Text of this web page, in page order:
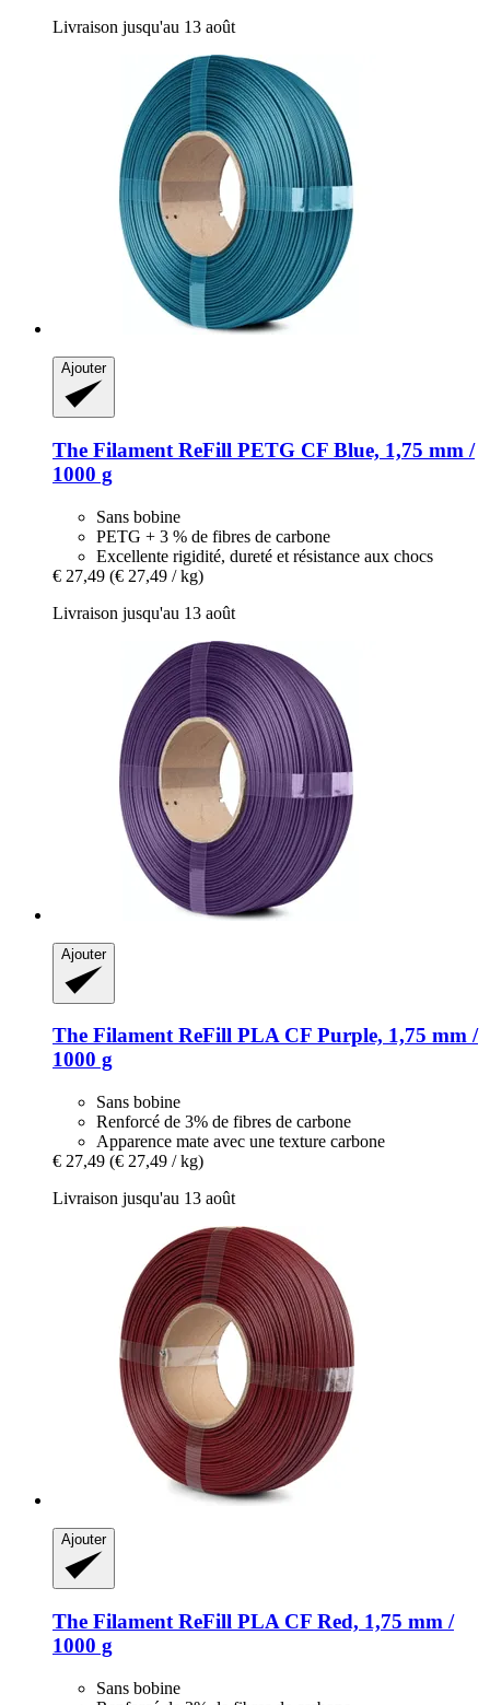
Livraison jusqu'au 13 août
Ajouter
The Filament ReFill PETG CF Blue, 1,75 mm /
1000 g
Sans bobine
PETG + 3 % de fibres de carbone
Excellente rigidité, dureté et résistance aux chocs
€ 27,49 (€ 27,49 / kg)
Livraison jusqu'au 13 août
Ajouter
The FilamentReFill PLA CF Purple, 1,75 mm /
1000 g
Sans bobine
Renforcé de 3% de fibres de carbone
Apparence mate avec une texture carbone
€ 27,49 (€ 27,49 / kg)
Livraison jusqu'au 13 août
Ajouter
The Filament ReFill PLA CF Red, 1,75 mm /
1000 g
Sans bobine